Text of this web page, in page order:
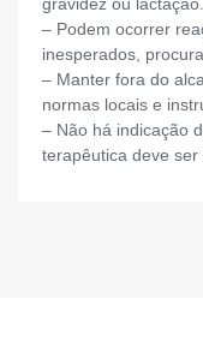
gravidez ou lactação.
– Podem ocorrer
inesperados,
– Manter fora do
normas locais e
– Não há indicação
terapêutica deve